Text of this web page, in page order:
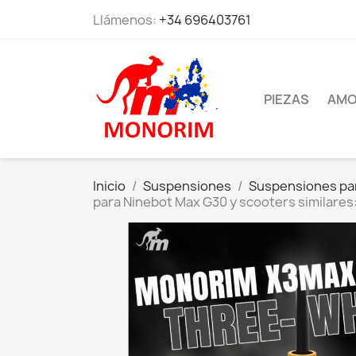
Llámenos: +34 696403761
PIEZAS
Inicio Suspensiones
Suspensiones
para Ninebot Max G30 y scooters